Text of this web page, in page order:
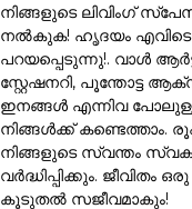
നിങ്ങളുടെ ലിവിംഗ്
നൽകുക! ഹൃദയം
പറയപ്പെടുന്നു!. വാൾ
സ്റ്റേഷനറി, പൂന്തോട്ട
ഇനങ്ങൾ എന്നിവ
നിങ്ങൾക്ക്
നിങ്ങളുടെ സ്വന്തം
വർദ്ധിപ്പിക്കും.
കൂടുതൽ സജീവമാകും!